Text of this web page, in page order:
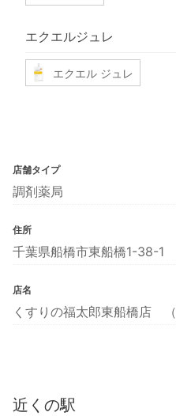
エクエルジュレ
エクエル ジュレ
店舗タイプ
調剤薬局
住所
千葉県船橋市東船橋1-38-1
店名
くすりの福太郎東船橋店 （
近くの駅